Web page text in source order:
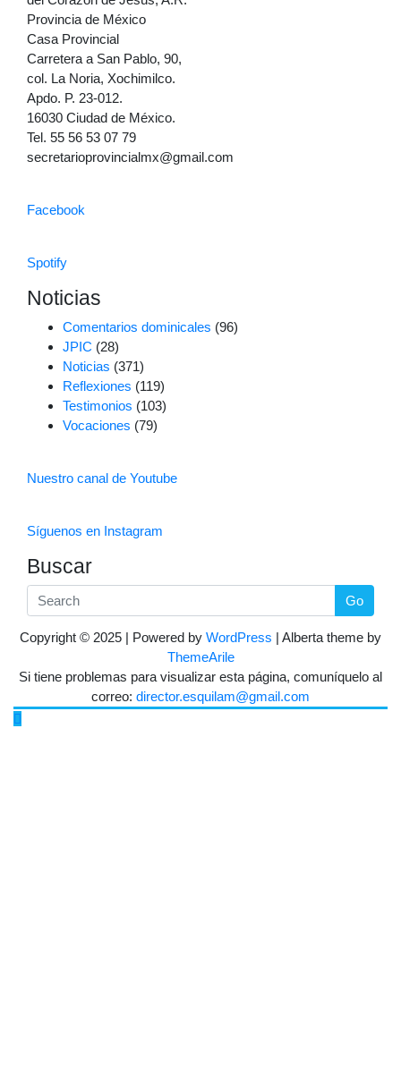
Provincia de México
Casa Provincial
Carretera a San Pablo, 90,
col. La Noria, Xochimilco.
Apdo. P. 23-012.
16030 Ciudad de México.
Tel. 55 56 53 07 79
secretarioprovincialmx@gmail.com
Facebook
Spotify
Noticias
Comentarios dominicales (96)
JPIC (28)
Noticias (371)
Reflexiones (119)
Testimonios (103)
Vocaciones (79)
Nuestro canal de Youtube
Síguenos en Instagram
Buscar
Go
Copyright © 2025 | Powered by WordPress
Alberta theme by
ThemeArile
Si tiene problemas para visualizar esta página, comuníquelo al
correo: director.esquilam@gmail.com